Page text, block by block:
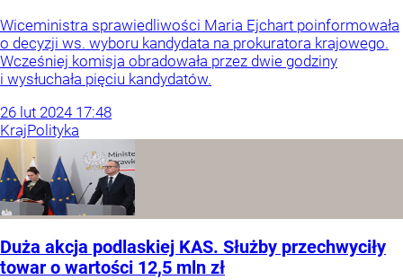
Wiceministra sprawiedliwości Maria Ejchart poinformowała
o decyzji ws. wyboru kandydata na prokuratora krajowego.
Wcześniej komisja obradowała przez dwie godziny
i wysłuchała pięciu kandydatów.
26 lut 2024 17:48
KrajPolityka
Duża akcja podlaskiej KAS. Służby przechwyciły
towar o wartości 12,5 mln zł